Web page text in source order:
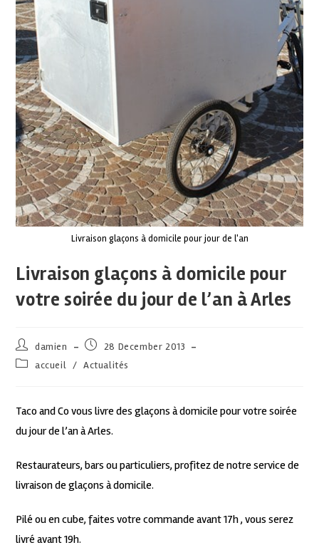
Livraison glaçons à domicile pour jour de l'an
Livraison glaçons à domicile pour
votre soirée du jour de l’an à Arles
damien
28 December 2013
accueil / Actualités
Taco and Co vous livre des glaçons à domicile pour votre soirée
du jour de l’an à Arles.
Restaurateurs, bars ou particuliers, profitez de notre service de
livraison de glaçons à domicile.
Pilé ou en cube, faites votre commande avant 17h , vous serez
livré avant 19h.